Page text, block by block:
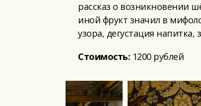
рассказ о возникновении
иной фрукт значил в
узора, дегустация
Стоимость: 1200 рублей